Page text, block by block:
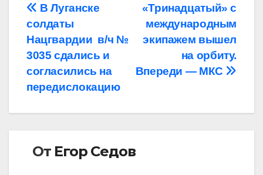
Навигация
по
записям
«Тринадцатый» с
международным
экипажем вышел
на орбиту.
Впереди — МКС
В Луганске
солдаты
Нацгвардии в/ч №
3035 сдались и
согласились на
передислокацию
От Егор Седов